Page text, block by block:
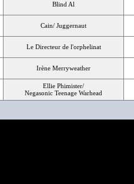
Blind Al
Cain/ Juggernaut
Le Directeur de l'orphelinat
Irène Merryweather
Ellie Phimister/
Negasonic Teenage Warhead